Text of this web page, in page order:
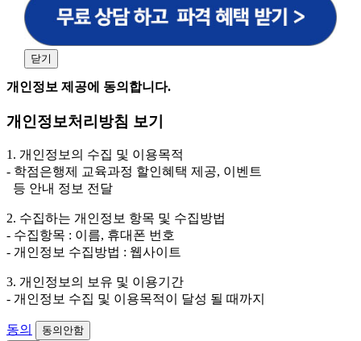
비스 신상품이나 이벤트, 최신 정보 안내 등 신청자의 취
향에 맞는 최적의 서비스를 제공하기 위함.
어, 해커스일본어, 해커스잡, 해커스금융, 해커스임용, 해커스공무
원, 해커스경찰, 해커스소방, 해커스공인중개사, 해커스주택관리
사, 해커스편입 등)
3. 개인정보 보유/이용 기간: 법령상 정하는 경우를 제
외하고는 회원탈퇴 시까지 이용 및 보관합니다. 단, 비회
원이거나 상담 시로부터 3년 이내 탈퇴하는 자의 경우,
소비자 불만 또는 분쟁처리를 위해 3년간 보관합니다.
의 경우에는 상담 신청이 제한됩니다.
닫기
개인정보 제공에 동의합니다.
개인정보처리방침 보기
1. 개인정보의 수집 및 이용목적
- 학점은행제 교육과정 할인혜택 제공, 이벤트
등 안내 정보 전달
2. 수집하는 개인정보 항목 및 수집방법
- 수집항목 : 이름, 휴대폰 번호
- 개인정보 수집방법 : 웹사이트
3. 개인정보의 보유 및 이용기간
- 개인정보 수집 및 이용목적이 달성 될 때까지
동의
동의안함